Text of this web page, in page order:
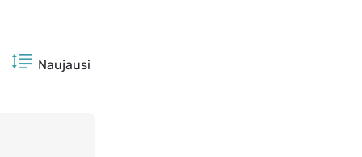
Naujausi